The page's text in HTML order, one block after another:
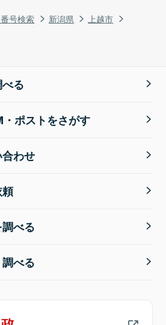
号検索 新潟県
上越市
る
ポストをさがす
わせ
べる
べる